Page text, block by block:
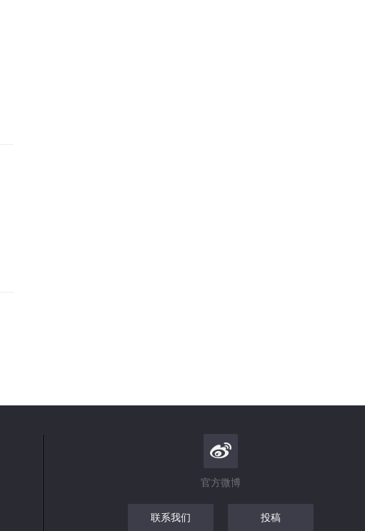
官方微博
联系我们 投稿